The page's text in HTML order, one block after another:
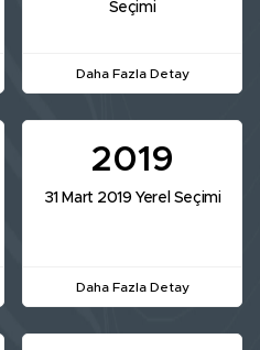
Seçimi
Daha Fazla Detay
2019
31 Mart 2019 Yerel Seçimi
Daha Fazla Detay